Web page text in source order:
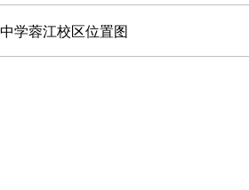
蓉江校区位置图